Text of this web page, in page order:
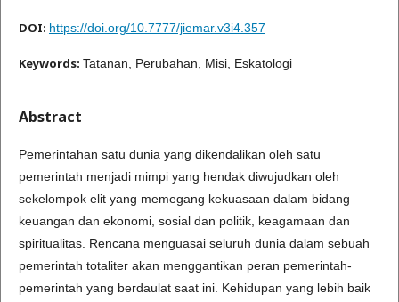
DOI: https://doi.org/10.7777/jiemar.v3i4.357
Keywords: Tatanan, Perubahan, Misi, Eskatologi
Abstract
Pemerintahan satu dunia yang dikendalikan oleh satu
pemerintah menjadi mimpi yang hendak diwujudkan oleh
sekelompok elit yang memegang kekuasaan dalam bidang
keuangan dan ekonomi, sosial dan politik, keagamaan dan
spiritualitas. Rencana menguasai seluruh dunia dalam sebuah
pemerintah totaliter akan menggantikan peran pemerintah-
pemerintah yang berdaulat saat ini. Kehidupan yang lebih baik